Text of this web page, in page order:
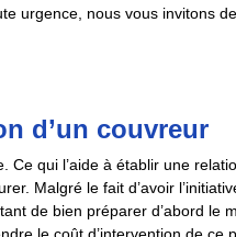
urgence, nous vous invitons
d’un couvreur
qui l’aide à établir une
Malgré le fait d’avoir
de bien préparer d’abord le
le coût d’intervention de ce